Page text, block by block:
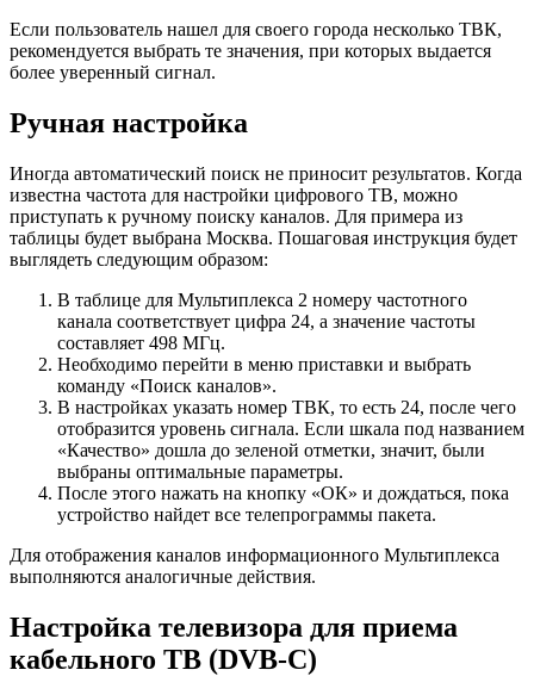
Если пользователь нашел для своего города несколько ТВК,
рекомендуется выбрать те значения, при которых выдается
более уверенный сигнал.
Ручная настройка
Иногда автоматический поиск не приносит результатов. Когда
известна частота для настройки цифрового ТВ, можно
приступать к ручному поиску каналов. Для примера из
таблицы будет выбрана Москва. Пошаговая инструкция будет
выглядеть следующим образом:
В таблице для Мультиплекса 2 номеру частотного
канала соответствует цифра 24, а значение частоты
составляет 498 МГц.
Необходимо перейти в меню приставки и выбрать
команду «Поиск каналов».
В настройках указать номер ТВК, то есть 24, после чего
отобразится уровень сигнала. Если шкала под названием
«Качество» дошла до зеленой отметки, значит, были
выбраны оптимальные параметры.
После этого нажать на кнопку «ОК» и дождаться, пока
устройство найдет все телепрограммы пакета.
Для отображения каналов информационного Мультиплекса
выполняются аналогичные действия.
Настройка телевизора для приема
кабельного ТВ (DVB-C)